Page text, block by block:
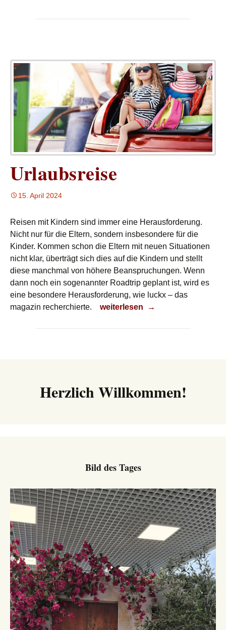
Urlaubsreise
15. April 2024
Reisen mit Kindern sind immer eine Herausforderung.
Nicht nur für die Eltern, sondern insbesondere für die
Kinder. Kommen schon die Eltern mit neuen Situationen
nicht klar, überträgt sich dies auf die Kindern und stellt
diese manchmal von höhere Beanspruchungen. Wenn
dann noch ein sogenannter Roadtrip geplant ist, wird es
eine besondere Herausforderung, wie luckx – das
magazin recherchierte.
Urlaubsreise
weiterlesen →
Herzlich Willkommen!
Bild des Tages